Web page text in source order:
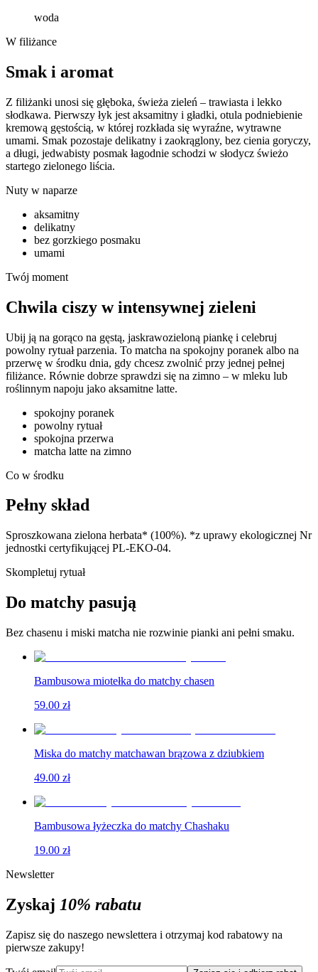
woda
W filiżance
Smak i aromat
Z filiżanki unosi się głęboka, świeża zieleń – trawiasta i lekko
słodkawa. Pierwszy łyk jest aksamitny i gładki, otula podniebienie
kremową gęstością, w której rozkłada się wyraźne, wytrawne
umami. Smak pozostaje delikatny i zaokrąglony, bez cienia goryczy,
a długi, jedwabisty posmak łagodnie schodzi w słodycz świeżo
startego zielonego liścia.
Nuty w naparze
aksamitny
delikatny
bez gorzkiego posmaku
umami
Twój moment
Chwila ciszy w intensywnej zieleni
Ubij ją na gorąco na gęstą, jaskrawozieloną piankę i celebruj
powolny rytuał parzenia. To matcha na spokojny poranek albo na
przerwę w środku dnia, gdy chcesz zwolnić przy jednej pełnej
filiżance. Równie dobrze sprawdzi się na zimno – w mleku lub
roślinnym napoju jako aksamitne latte.
spokojny poranek
powolny rytuał
spokojna przerwa
matcha latte na zimno
Co w środku
Pełny skład
Sproszkowana zielona herbata* (100%). *z uprawy ekologicznej Nr
jednostki certyfikującej PL-EKO-04.
Skompletuj rytuał
Do matchy pasują
Bez chasenu i miski matcha nie rozwinie pianki ani pełni smaku.
Bambusowa miotełka do matchy chasen
59.00 zł
Miska do matchy matchawan brązowa z dziubkiem
49.00 zł
Bambusowa łyżeczka do matchy Chashaku
19.00 zł
Newsletter
Zyskaj 10% rabatu
Zapisz się do naszego newslettera i otrzymaj kod rabatowy na
pierwsze zakupy!